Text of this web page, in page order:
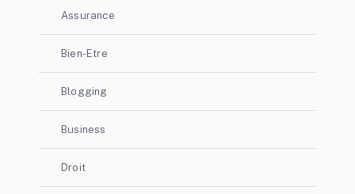
Assurance
Bien-Etre
Blogging
Business
Droit